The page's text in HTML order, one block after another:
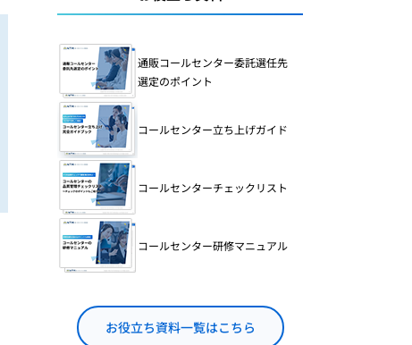
通販コールセンター委託選任先
選定のポイント
コールセンター立ち上げガイド
コールセンターチェックリスト
コールセンター研修マニュアル
お役立ち資料一覧はこちら